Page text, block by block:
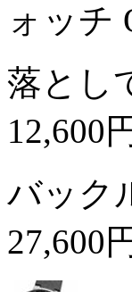
ォッチ
落とし
12,600
バック
27,600